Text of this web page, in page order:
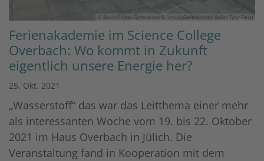
© Bischöfliches Gymnasium St. Ursula Geilenkirchen (Julian Tyler Fietz)
Ferienakademie im Science College
Overbach: Wo kommt in Zukunft
eigentlich unsere Energie her?
25. Okt. 2021
„Wasserstoff“ das war das Leitthema einer mehr
als interessanten Woche vom 19. bis 22. Oktober
2021 im Haus Overbach in Jülich. Die
Veranstaltung fand in Kooperation mit dem